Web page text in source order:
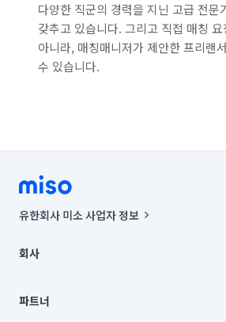
다양한 직군의 경력을 지닌 고급 전문
갖추고 있습니다. 그리고 직접 매칭
아니라, 매칭매니저가 제안한 프리랜
수 있습니다.
유한회사 미소 사업자 정보
00019 |
주소 | 본사: 서울특별시 종로구 율곡로 6(중학
컨택센터 : 서울특별시 종로구 수송동 율곡로
회사
채용
파트너